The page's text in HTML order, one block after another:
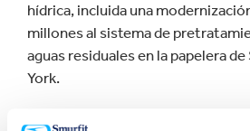
hídrica, incluida una
millones al sistema de
aguas residuales en la papelera
York.